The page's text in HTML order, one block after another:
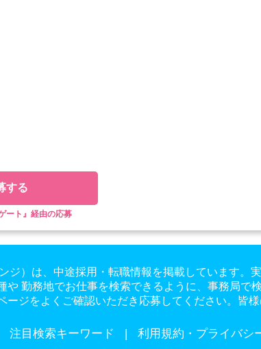
する
ート』経由の応募
ジ）は、中途採用・転職情報を掲載しています。
や 勤務地でお仕事を検索できるように、事務局で
ージをよくご確認いただき応募してください。皆
注目検索キーワード 利用規約・プライバシ